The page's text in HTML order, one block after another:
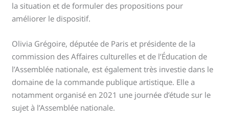
la situation et de formuler des propositions pour
améliorer le dispositif.
Olivia Grégoire, députée de Paris et présidente de la
commission des Affaires culturelles et de l’Éducation de
l’Assemblée nationale, est également très investie dans le
domaine de la commande publique artistique. Elle a
notamment organisé en 2021 une journée d’étude sur le
sujet à l’Assemblée nationale.